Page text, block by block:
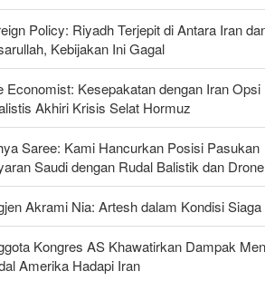
Policy: Riyadh Terjepit di Antara Iran
Kebijakan Ini Gagal
Economist: Kesepakatan dengan Iran Opsi
Akhiri Krisis Selat Hormuz
Saree: Kami Hancurkan Posisi Pasukan
Saudi dengan Rudal Balistik dan Drone
Akrami Nia: Artesh dalam Kondisi
Kongres AS Khawatirkan Dampak
Amerika Hadapi Iran